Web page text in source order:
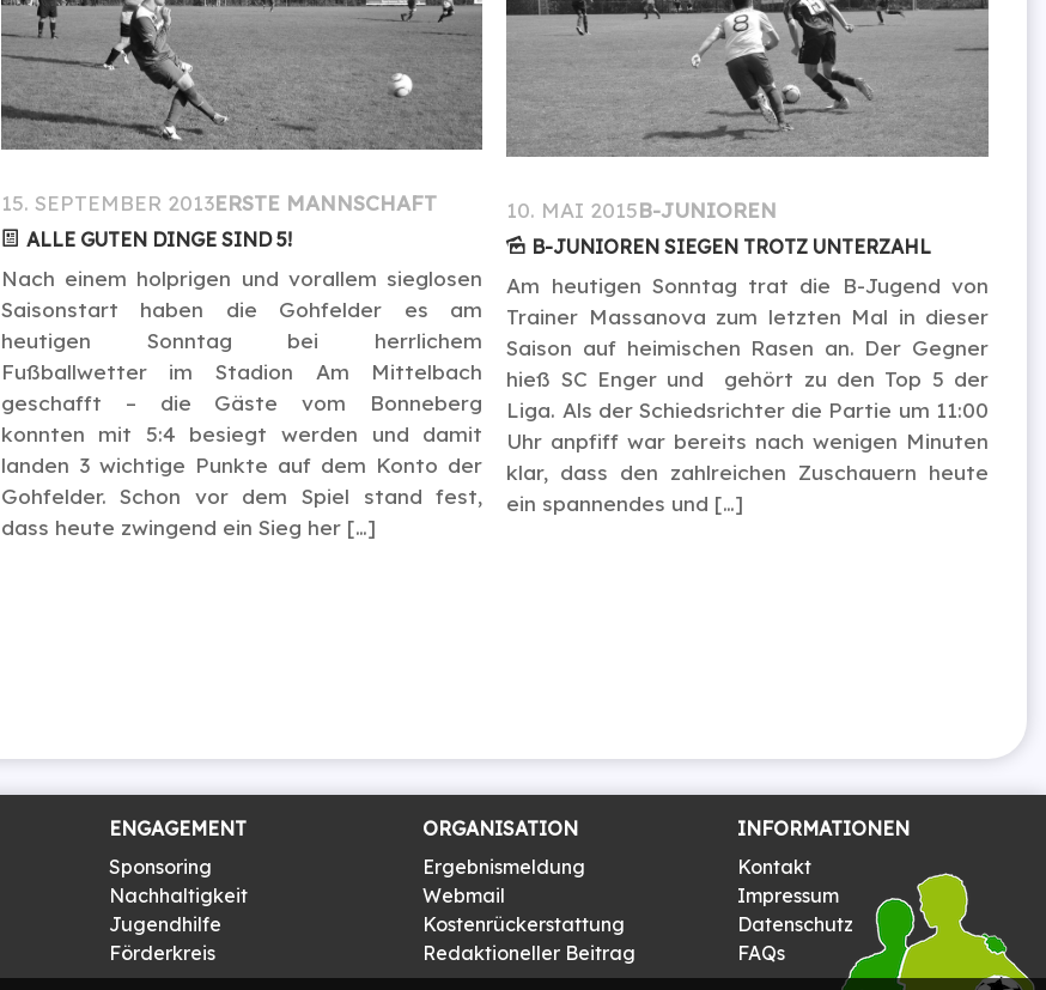
15. SEPTEMBER 2013ERSTE MANNSCHAFT
ALLE GUTEN DINGE SIND 5!
Nach einem holprigen und vorallem sieglosen
Saisonstart haben die Gohfelder es am
heutigen Sonntag bei herrlichem
Fußballwetter im Stadion Am Mittelbach
geschafft – die Gäste vom Bonneberg
konnten mit 5:4 besiegt werden und damit
landen 3 wichtige Punkte auf dem Konto der
Gohfelder. Schon vor dem Spiel stand fest,
dass heute zwingend ein Sieg her […]
10. MAI 2015B-JUNIOREN
B-JUNIOREN SIEGEN TROTZ UNTERZAHL
Am heutigen Sonntag trat die B-Jugend von
Trainer Massanova zum letzten Mal in dieser
Saison auf heimischen Rasen an. Der Gegner
hieß SC Enger und gehört zu den Top 5 der
Liga. Als der Schiedsrichter die Partie um 11:00
Uhr anpfiff war bereits nach wenigen Minuten
klar, dass den zahlreichen Zuschauern heute
ein spannendes und […]
ENGAGEMENT
Sponsoring
Nachhaltigkeit
Jugendhilfe
Förderkreis
ORGANISATION
Ergebnismeldung
Webmail
Kostenrückerstattung
Redaktioneller Beitrag
INFORMATIONEN
Kontakt
Impressum
Datenschutz
FAQs